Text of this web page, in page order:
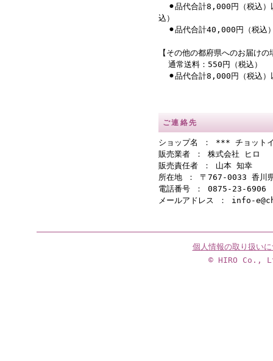
⚫︎品代合計8,000円（税込）
込）
⚫︎品代合計40,000円（税込
【その他の都府県へのお届けの
通常送料：550円（税込）
⚫︎品代合計8,000円（税込）
ご連絡先
ショップ名 ： *** チョット
販売業者 ： 株式会社 ヒロ
販売責任者 ： 山本 知幸
所在地 ： 〒767-0033 香川
電話番号 ： 0875-23-6906
メールアドレス ： info-
個人情報の取り扱い
© HIRO Co.,